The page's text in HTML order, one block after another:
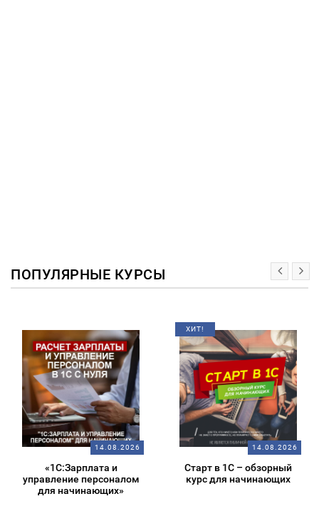
ПОПУЛЯРНЫЕ КУРСЫ
14.08.2026
«1С:Зарплата и
управление персоналом
для начинающих»
ХИТ!
14.08.2026
Старт в 1С – обзорный
курс для начинающих